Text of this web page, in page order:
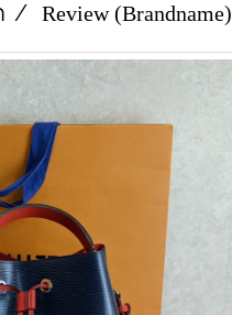
Review (Brandname)